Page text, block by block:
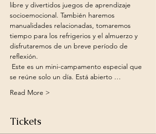
libre y divertidos juegos de aprendizaje
socioemocional. También haremos
manualidades relacionadas, tomaremos
tiempo para los refrigerios y el almuerzo y
disfrutaremos de un breve período de
reflexión.
se reúne solo un día. Está abierto …
Read More >
Tickets